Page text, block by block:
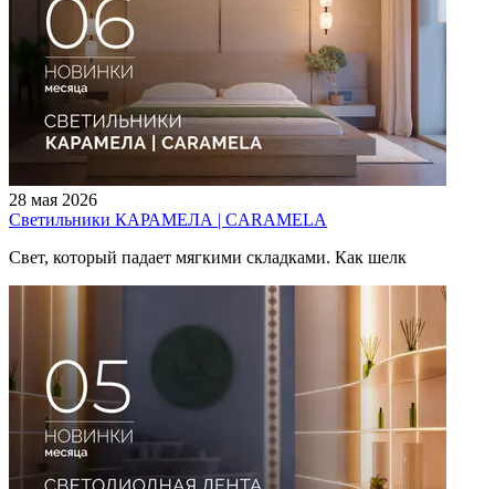
28 мая 2026
Светильники КАРАМЕЛА | CARAMELA
Свет, который падает мягкими складками. Как шелк